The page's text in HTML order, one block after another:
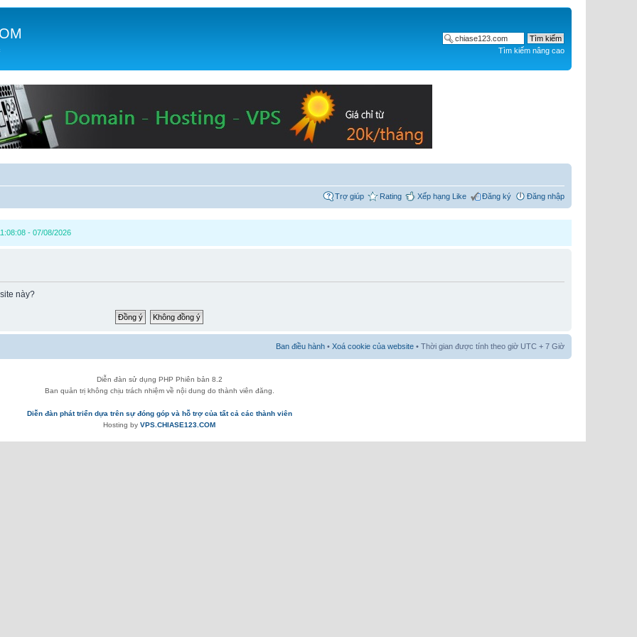
Tìm kiếm nâng cao
Trợ giúp Rating Xếp hạng Like Đăng ký Đăng nhập
- 07/08/2026
này?
Ban điều hành • Xoá cookie của website • Thời gian được tính theo giờ UTC + 7 Giờ
Diễn đàn sử dụng PHP Phiên bản 8.2
Ban quản trị không chịu trách nhiệm về nội dung do thành viên đăng.
Diễn đàn phát triển dựa trên sự đóng góp và hỗ trợ của tất cả các thành viên
Hosting by VPS.CHIASE123.COM